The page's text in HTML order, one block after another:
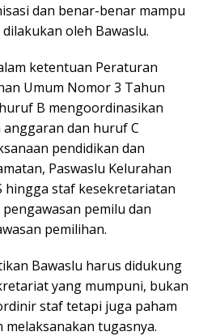
dan benar-benar mampu
oleh Bawaslu.
ketentuan Peraturan
Umum Nomor 3 Tahun
B mengoordinasikan
dan huruf C
pendidikan dan
Paswaslu Kelurahan
hingga staf kesekretariatan
pemilu dan
pemilihan.
Bawaslu harus didukung
yang mumpuni, bukan
staf tetapi juga paham
tugasnya.